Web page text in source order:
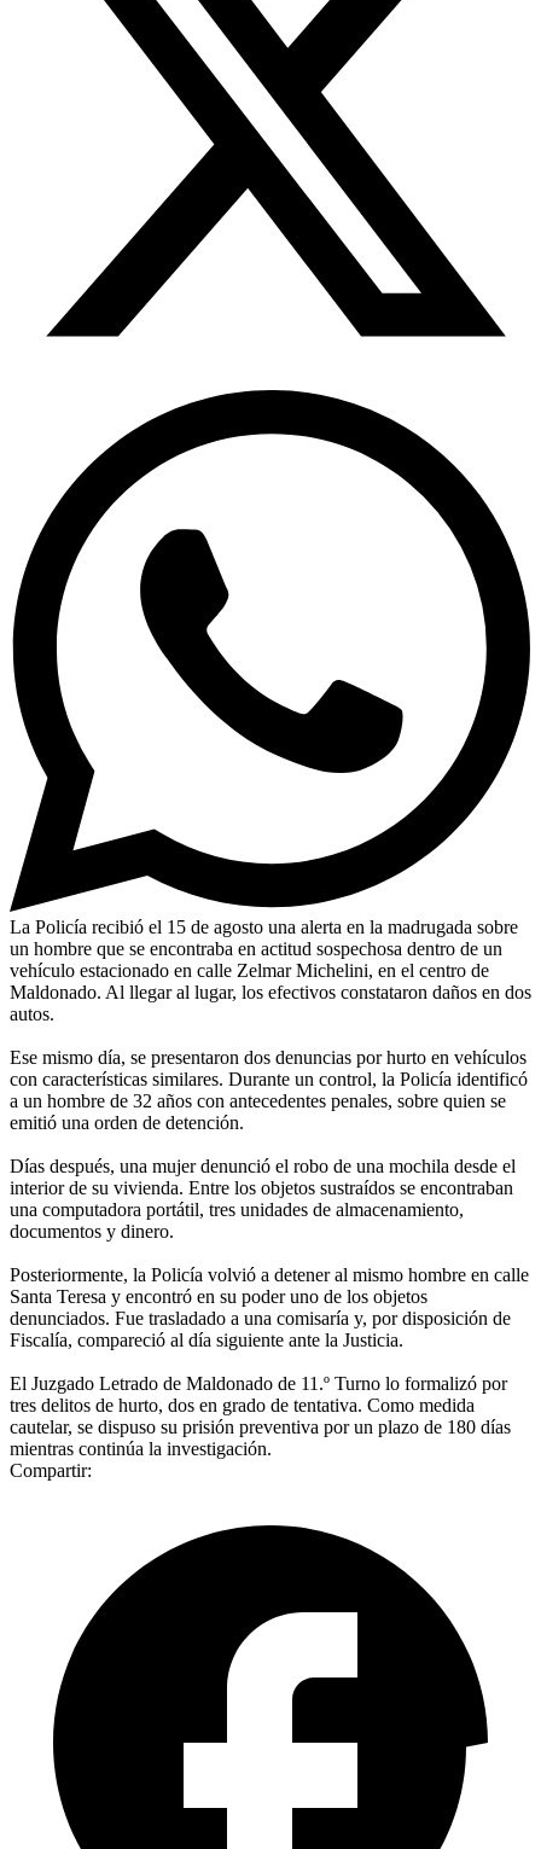
La Policía recibió el 15 de agosto una alerta en la madrugada sobre
un hombre que se encontraba en actitud sospechosa dentro de un
vehículo estacionado en calle Zelmar Michelini, en el centro de
Maldonado. Al llegar al lugar, los efectivos constataron daños en dos
autos.
Ese mismo día, se presentaron dos denuncias por hurto en vehículos
con características similares. Durante un control, la Policía identificó
a un hombre de 32 años con antecedentes penales, sobre quien se
emitió una orden de detención.
Días después, una mujer denunció el robo de una mochila desde el
interior de su vivienda. Entre los objetos sustraídos se encontraban
una computadora portátil, tres unidades de almacenamiento,
documentos y dinero.
Posteriormente, la Policía volvió a detener al mismo hombre en calle
Santa Teresa y encontró en su poder uno de los objetos
denunciados. Fue trasladado a una comisaría y, por disposición de
Fiscalía, compareció al día siguiente ante la Justicia.
El Juzgado Letrado de Maldonado de 11.º Turno lo formalizó por
tres delitos de hurto, dos en grado de tentativa. Como medida
cautelar, se dispuso su prisión preventiva por un plazo de 180 días
mientras continúa la investigación.
Compartir: